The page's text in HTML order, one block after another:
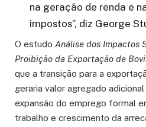
na geração de renda e
impostos”, diz George
O estudo Análise dos Impactos
Proibição da Exportação de
que a transição para a
geraria valor agregado
expansão do emprego formal
trabalho e crescimento da